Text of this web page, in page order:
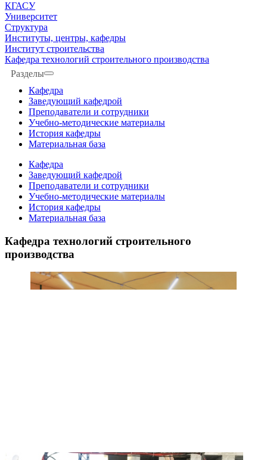
КГАСУ
Университет
Структура
Институты, центры, кафедры
Институт строительства
Кафедра технологий строительного производства
Разделы
Кафедра
Заведующий кафедрой
Преподаватели и сотрудники
Учебно-методические материалы
История кафедры
Материальная база
Кафедра
Заведующий кафедрой
Преподаватели и сотрудники
Учебно-методические материалы
История кафедры
Материальная база
Кафедра технологий строительного
производства